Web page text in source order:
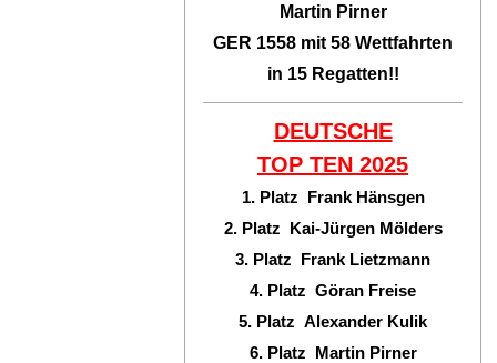
Martin Pirner
GER 1558 mit 58 Wettfahrten
in 15 Regatten!!
DEUTSCHE
TOP TEN 2025
1. Platz Frank Hänsgen
2. Platz Kai-Jürgen Mölders
3. Platz Frank Lietzmann
4. Platz Göran Freise
5. Platz Alexander Kulik
6. Platz Martin Pirner